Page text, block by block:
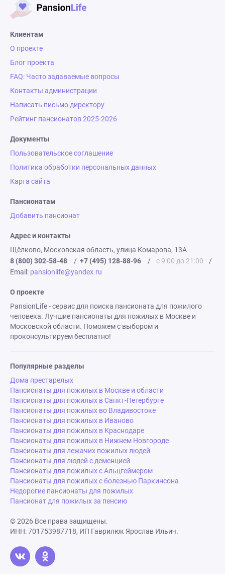
Клиентам
О проекте
Блог проекта
FAQ: Часто задаваемые вопросы
Контакты администрации
Написать письмо директору
Рейтинг пансионатов 2025-2026
Документы
Пользовательское соглашение
Политика обработки персональных данных
Карта сайта
Пансионатам
Добавить пансионат
Адрес и контакты
Щёлково, Московская область, улица Комарова, 13А
8 (800) 302-58-48
/ +7 (495) 128-88-96 / с 9:00 до 21:00
/
Email: pansionlife@yandex.ru
О проекте
PansionLife - сервис для поиска пансионата для пожилого
человека. Лучшие пансионаты для пожилых в Москве и
Московской области. Поможем с выбором и
проконсультируем бесплатно!
Популярные разделы
Дома престарелых
Пансионаты для пожилых в Москве и области
Пансионаты для пожилых в Санкт-Петербурге
Пансионаты для пожилых во Владивостоке
Пансионаты для пожилых в Иваново
Пансионаты для пожилых в Краснодаре
Пансионаты для пожилых в Нижнем Новгороде
Пансионаты для лежачих пожилых людей
Пансионаты для людей с деменцией
Пансионаты для пожилых с Альцгеймером
Пансионаты для пожилых с болезнью Паркинсона
Недорогие пансионаты для пожилых
Пансионат для пожилых за пенсию
© 2026 Все права защищены.
ИНН: 701753987718, ИП Гаврилюк Ярослав Ильич.